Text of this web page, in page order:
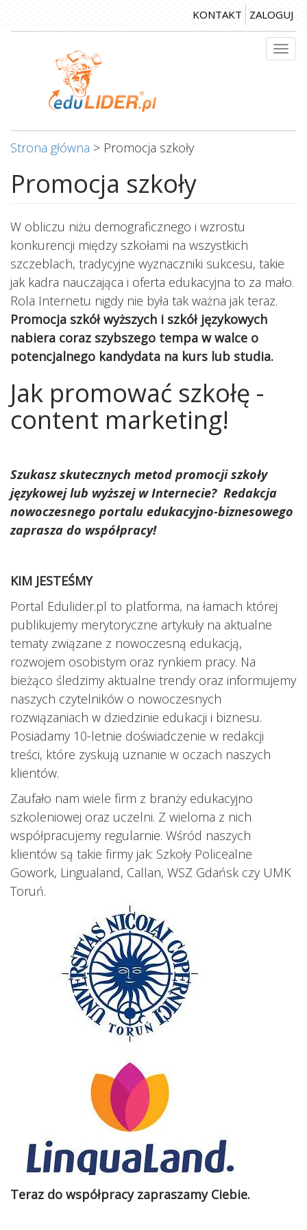
do
KONTAKT ZALOGUJ
Strona główna > Promocja szkoły
Promocja szkoły
W obliczu niżu demograficznego i wzrostu
konkurencji między szkołami na wszystkich
szczeblach, tradycyjne wyznaczniki sukcesu, takie
jak kadra nauczająca i oferta edukacyjna to za mało.
Rola Internetu nigdy nie była tak ważna jak teraz.
Promocja szkół wyższych i szkół językowych
nabiera coraz szybszego tempa w walce o
potencjalnego kandydata na kurs lub studia.
Jak promować szkołę -
content marketing!
Szukasz skutecznych metod promocji szkoły
językowej lub wyższej w Internecie? Redakcja
nowoczesnego portalu edukacyjno-biznesowego
zaprasza do współpracy!
KIM JESTEŚMY
Portal Edulider.pl to platforma, na łamach której
publikujemy merytoryczne artykuły na aktualne
tematy związane z nowoczesną edukacją,
rozwojem osobistym oraz rynkiem pracy. Na
bieżąco śledzimy aktualne trendy oraz informujemy
naszych czytelników o nowoczesnych
rozwiązaniach w dziedzinie edukacji i biznesu.
Posiadamy 10-letnie doświadczenie w redakcji
treści, które zyskują uznanie w oczach naszych
klientów.
Zaufało nam wiele firm z branży edukacyjno
szkoleniowej oraz uczelni. Z wieloma z nich
współpracujemy regularnie. Wśród naszych
klientów są takie firmy jak: Szkoły Policealne
Gowork, Lingualand, Callan, WSZ Gdańsk czy UMK
Toruń.
Teraz do współpracy zapraszamy Ciebie.